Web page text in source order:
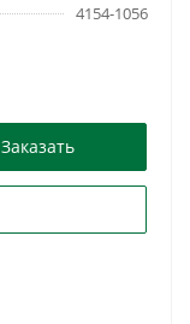
4154-1056
Заказать